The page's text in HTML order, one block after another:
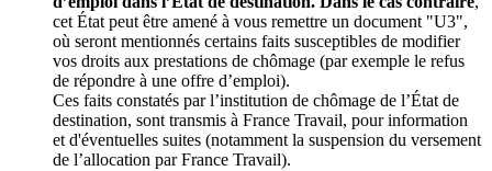
cet État peut être amené à vous remettre un document "U3",
où seront mentionnés certains faits susceptibles de modifier
vos droits aux prestations de chômage (par exemple le refus
de répondre à une offre d’emploi).
Ces faits constatés par l’institution de chômage de l’État de
destination, sont transmis à France Travail, pour information
et d'éventuelles suites (notamment la suspension du versement
de l’allocation par France Travail).